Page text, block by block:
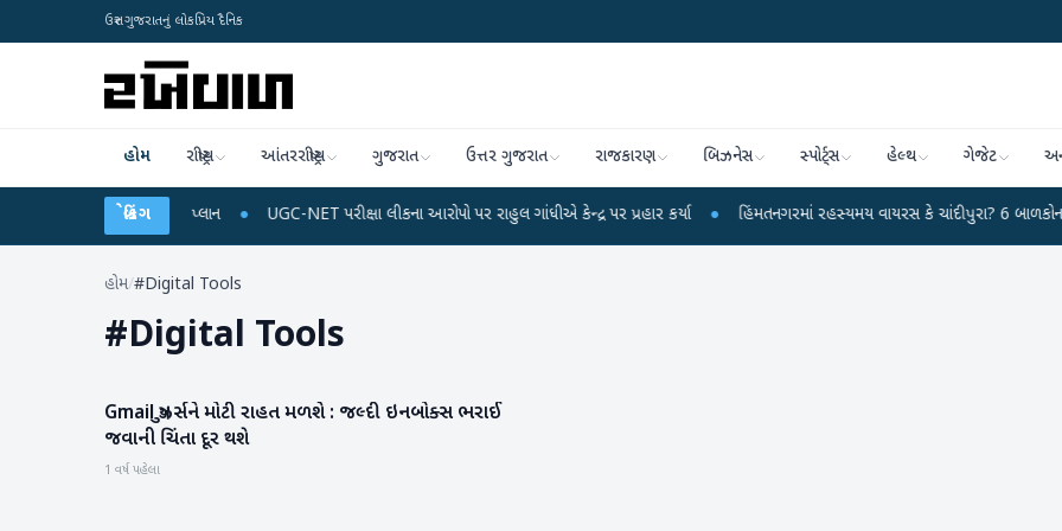
ઉત્તર ગુજરાતનું લોકપ્રિય દૈનિક
હોમ રાષ્ટ્રીય આંતરરાષ્ટ્રીય ગુજરાત ઉત્તર ગુજરાત રાજકારણ બિઝનેસ સ્પોર્ટ્સ હેલ્થ ગેજેટ
બ્રેકિંગ
રિચાર્જ અને ડેટા પ્લાન ● UGC-NET પરીક્ષા લીકના આરોપો પર રાહુલ ગાંધીએ કેન્દ્ર પર પ્રહાર કર્યા ● હિંમતનગરમાં રહસ્યમય વાયરસ કે ચાંદીપુરા? 6 બાળકોના મોતથી
હોમ/#Digital Tools
#Digital Tools
સાયન્સ & ટેકનોલોજી
Gmail યુઝર્સને મોટી રાહત મળશે : જલ્દી ઇનબોક્સ ભરાઈ
જવાની ચિંતા દૂર થશે
1 વર્ષ પહેલા